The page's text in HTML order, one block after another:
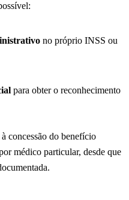
no próprio INSS ou
para obter o reconhecimento
concessão do benefício
médico particular, desde que